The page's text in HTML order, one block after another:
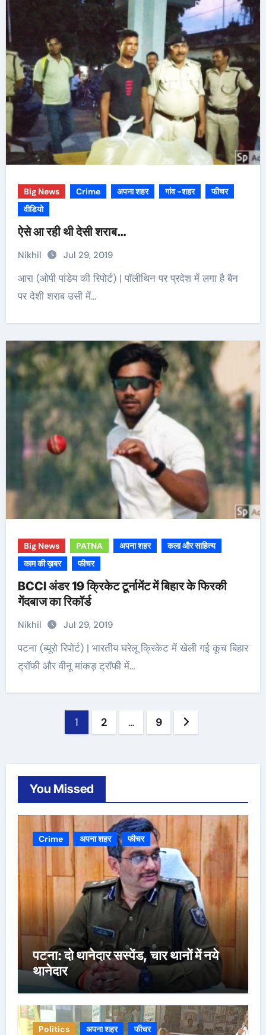
Big News Crime अपना शहर गांव -शहर
फीचर
वीडियो
ऐसे आ रही थी देसी शराब…
Nikhil Jul 29, 2019
आरा (ओपी पांडेय की रिपोर्ट) | पॉलीथिन पर प्रदेश में लगा है बैन
पर देशी शराब उसी में…
Big News PATNA अपना शहर
कला और साहित्य
काम की ख़बर
फीचर
BCCI अंडर 19 क्रिकेट टूर्नामेंट में बिहार के फिरकी
गेंदबाज का रिकॉर्ड
Nikhil Jul 29, 2019
पटना (ब्यूरो रिपोर्ट) | भारतीय घरेलू क्रिकेट में खेली गई कूच बिहार
ट्रॉफी और वीनू मांकड़ ट्रॉफी में…
1 2 … 9
You Missed
Crime अपना शहर फीचर
पटना: दो थानेदार सस्पेंड, चार थानों में नये
थानेदार
Politics अपना शहर फीचर